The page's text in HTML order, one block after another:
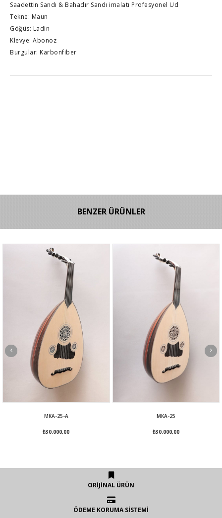
Saadettin Sandı & Bahadır Sandı imalatı Profesyonel Ud
Tekne: Maun
Göğüs: Ladin
Klevye: Abonoz
Burgular: Karbonfiber
BENZER ÜRÜNLER
MKA-25-A
₺30.000,00
MKA-25
₺30.000,00
ORİJİNAL ÜRÜN
ÖDEME KORUMA SİSTEMİ